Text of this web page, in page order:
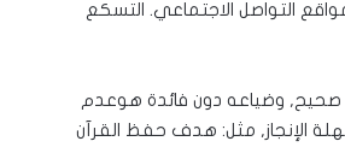
التواصل الاجتماعي. التسكع
صحيح, وضياعه دون فائدة هوعدم
الإنجاز, مثل: هدف حفظ القرآن